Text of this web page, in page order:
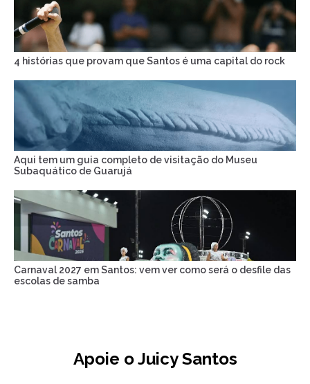
4 histórias que provam que Santos é uma capital do rock
Aqui tem um guia completo de visitação do Museu
Subaquático de Guarujá
Carnaval 2027 em Santos: vem ver como será o desfile das
escolas de samba
Apoie o Juicy Santos